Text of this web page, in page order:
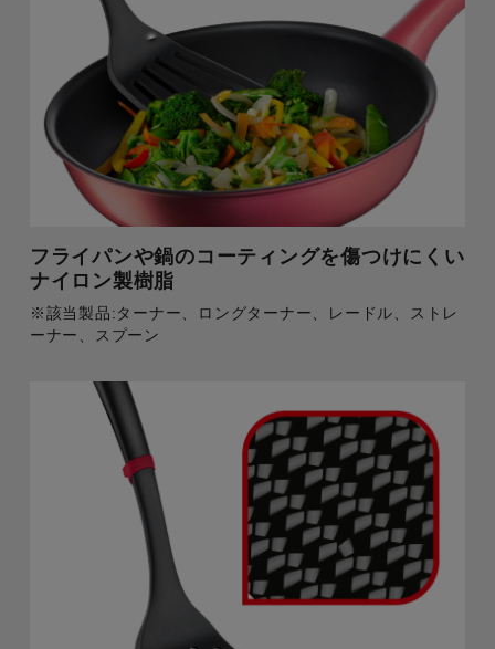
フライパンや鍋のコーティングを傷つけにくい
ナイロン製樹脂
※該当製品:ターナー、ロングターナー、レードル、ストレ
ーナー、スプーン